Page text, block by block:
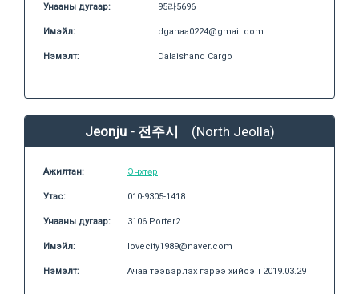
Унааны дугаар: 95라5696
Имэйл: dganaa0224@gmail.com
Нэмэлт: Dalaishand Cargo
Jeonju - 전주시 (North Jeolla)
Ажилтан: Энхтөр
Утас: 010-9305-1418
Унааны дугаар: 3106 Porter2
Имэйл: lovecity1989@naver.com
Нэмэлт: Ачаа тээвэрлэх гэрээ хийсэн 2019.03.29